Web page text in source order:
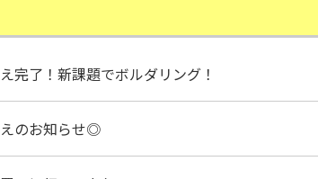
完了！新課題でボルダリング！
のお知らせ◎